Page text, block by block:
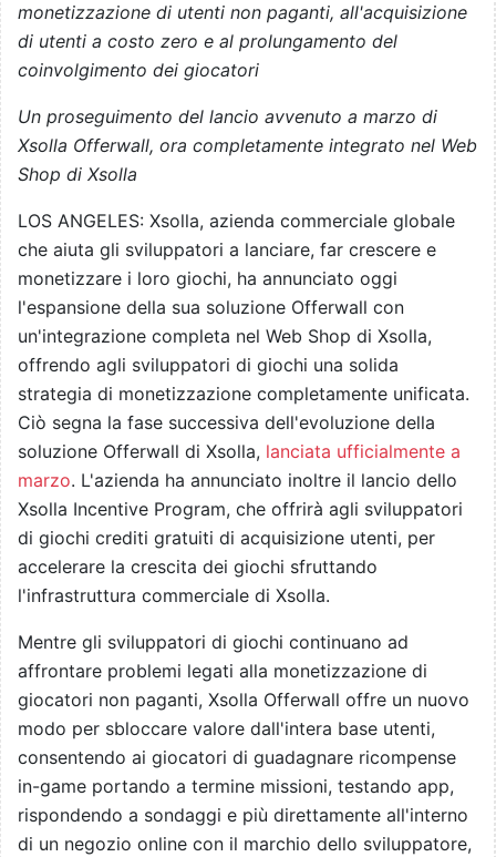
monetizzazione di utenti non paganti, all'acquisizione
di utenti a costo zero e al prolungamento del
coinvolgimento dei giocatori
Un proseguimento del lancio avvenuto a marzo di
Xsolla Offerwall, ora completamente integrato nel Web
Shop di Xsolla
LOS ANGELES: Xsolla, azienda commerciale globale
che aiuta gli sviluppatori a lanciare, far crescere e
monetizzare i loro giochi, ha annunciato oggi
l'espansione della sua soluzione Offerwall con
un'integrazione completa nel Web Shop di Xsolla,
offrendo agli sviluppatori di giochi una solida
strategia di monetizzazione completamente unificata.
Ciò segna la fase successiva dell'evoluzione della
soluzione Offerwall di Xsolla, lanciata ufficialmente a
marzo. L'azienda ha annunciato inoltre il lancio dello
Xsolla Incentive Program, che offrirà agli sviluppatori
di giochi crediti gratuiti di acquisizione utenti, per
accelerare la crescita dei giochi sfruttando
l'infrastruttura commerciale di Xsolla.
Mentre gli sviluppatori di giochi continuano ad
affrontare problemi legati alla monetizzazione di
giocatori non paganti, Xsolla Offerwall offre un nuovo
modo per sbloccare valore dall'intera base utenti,
consentendo ai giocatori di guadagnare ricompense
in-game portando a termine missioni, testando app,
rispondendo a sondaggi e più direttamente all'interno
di un negozio online con il marchio dello sviluppatore,